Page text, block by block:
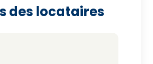
des locataires